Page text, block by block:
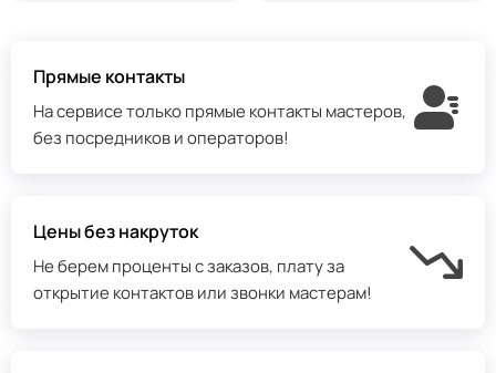
Прямые контакты
На сервисе только прямые контакты мастеров,
без посредников и операторов!
Цены без накруток
Не берем проценты с заказов, плату за
открытие контактов или звонки мастерам!